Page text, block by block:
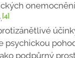
[4]
psychickou
podpůrný